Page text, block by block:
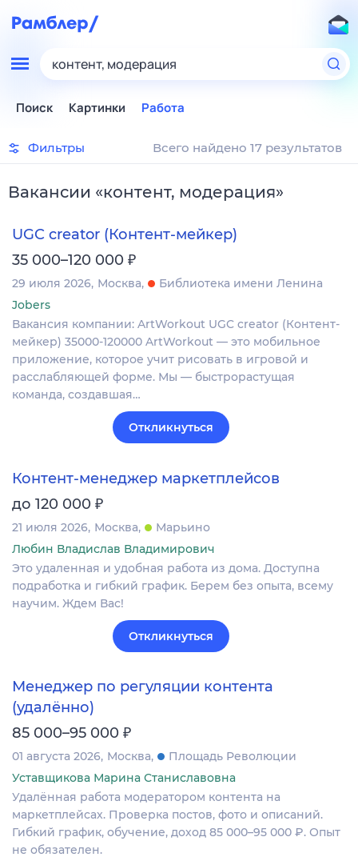
контент, модерация
Поиск Картинки Работа
Фильтры Всего найдено 17 результатов
Вакансии «контент, модерация»
UGC creator (Контент-мейкер)
35 000–120 000 ₽
29 июля 2026 Москва
Библиотека имени Ленина
Jobers
Вакансия компании: ArtWorkout UGC creator (Контент-
мейкер) 35000-120000 ArtWorkout — это мобильное
приложение, которое учит рисовать в игровой и
расслабляющей форме. Мы — быстрорастущая
команда, создавшая…
Откликнуться
Контент-менеджер маркетплейсов
до 120 000 ₽
21 июля 2026 Москва
Марьино
Любин Владислав Владимирович
Это удаленная и удобная работа из дома. Доступна
подработка и гибкий график. Берем без опыта, всему
научим. Ждем Вас!
Откликнуться
Менеджер по регуляции контента
(удалённо)
85 000–95 000 ₽
01 августа 2026 Москва
Площадь Революции
Уставщикова Марина Станиславовна
Удалённая работа модератором контента на
маркетплейсах. Проверка постов, фото и описаний.
Гибкий график, обучение, доход 85 000–95 000 ₽. Опыт
не обязателен.